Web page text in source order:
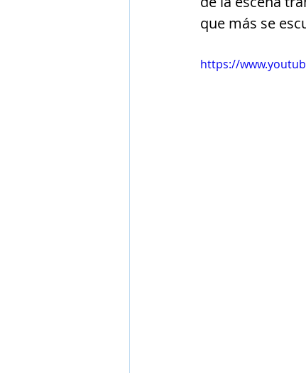
que más se
https://